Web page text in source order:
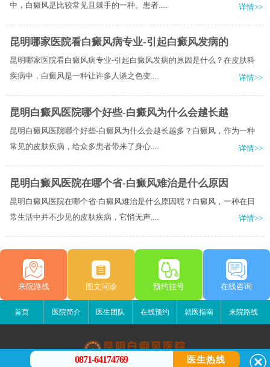
中，白癜风是比较常见且棘手的一种。患者.....
详情>>
昆明哪家医院看白癜风病专业-引起白癜风发病的
昆明哪家医院看白癜风病专业-引起白癜风发病的原因是什么？在皮肤科
疾病中，白癜风是一种让许多人谈之色变.....
详情>>
昆明白癜风医院哪个好些-白癜风为什么会越长越
昆明白癜风医院哪个好些-白癜风为什么会越长越多？白癜风，作为一种
常见的皮肤疾病，给众多患者带来了身心.....
详情>>
昆明白癜风医院在哪个省-白癜风难治是什么原因
昆明白癜风医院在哪个省-白癜风难治是什么原因呢？白癜风，一种在日
常生活中并不少见的皮肤疾病，它悄无声.....
详情>>
来院路线 图文问诊 预约挂号 在线咨询
首页 医院简介 医生团队 在线预约 就医指南 来院路线
0871-64174769 医生热线